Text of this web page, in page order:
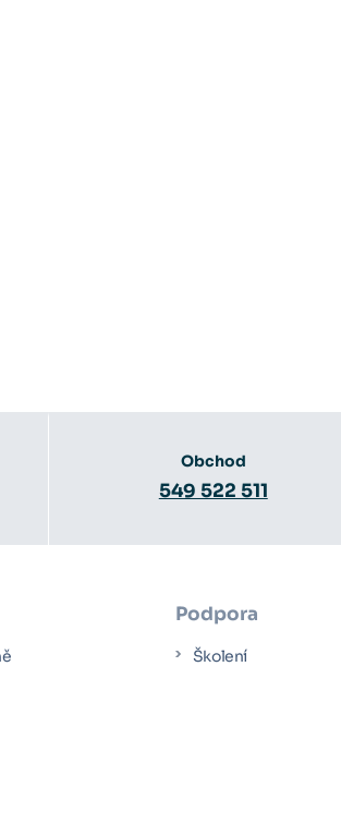
Obchod
549 522 511
Podpora
Školení